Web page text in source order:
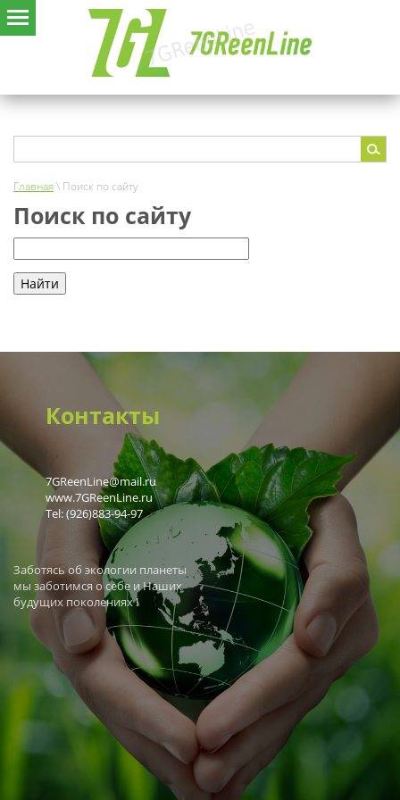
Главная\ Поиск по сайту
Поиск по сайту
Контакты
7GReenLine@mail.ru
www.7GReenLine.ru
Tel: (926)883-94-97
Заботясь об экологии планеты
мы заботимся о себе и Наших
будущих поколениях !